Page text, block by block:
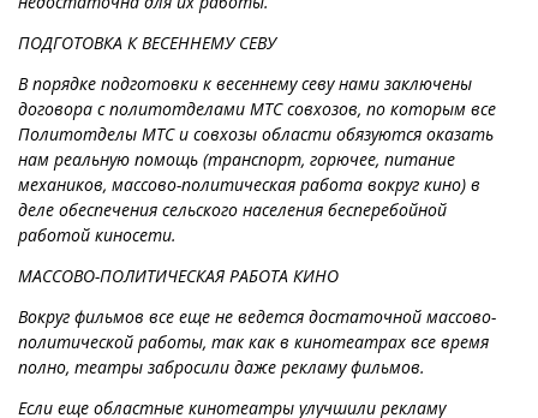
ПОДГОТОВКА К ВЕСЕННЕМУ СЕВУ
В порядке подготовки к весеннему севу нами заключены
договора с политотделами МТС совхозов, по которым все
Политотделы МТС и совхозы области обязуются оказать
нам реальную помощь (транспорт, горючее, питание
механиков, массово-политическая работа вокруг кино) в
деле обеспечения сельского населения бесперебойной
работой киносети.
МАССОВО-ПОЛИТИЧЕСКАЯ РАБОТА КИНО
Вокруг фильмов все еще не ведется достаточной массово-
политической работы, так как в кинотеатрах все время
полно, театры забросили даже рекламу фильмов.
Если еще областные кинотеатры улучшили рекламу